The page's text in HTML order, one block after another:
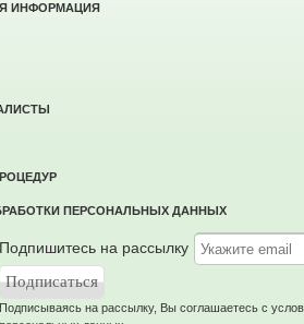
ИНФОРМАЦИЯ
ПЕРСОНАЛЬНЫХ ДАННЫХ
Подпишитесь на рассылку
Подписываясь на рассылку, Вы соглашаетесь c